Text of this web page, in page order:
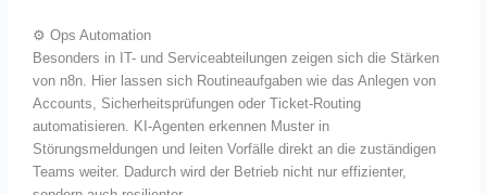
⚙️ Ops Automation
Besonders in IT- und Serviceabteilungen zeigen sich die Stärken
von n8n. Hier lassen sich Routineaufgaben wie das Anlegen von
Accounts, Sicherheitsprüfungen oder Ticket-Routing
automatisieren. KI-Agenten erkennen Muster in
Störungsmeldungen und leiten Vorfälle direkt an die zuständigen
Teams weiter. Dadurch wird der Betrieb nicht nur effizienter,